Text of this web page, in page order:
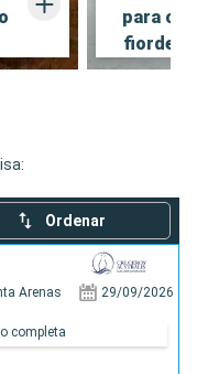
para os
fiordes
Ordenar
Arenas 29/09/2026
completa